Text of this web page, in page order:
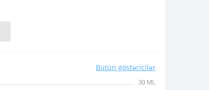
Bütün göstəricilər
30 ML